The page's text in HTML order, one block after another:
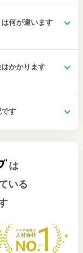
何が違います
かかります
です
は
いる